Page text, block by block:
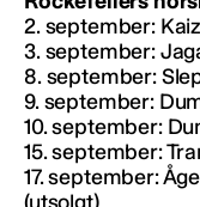
2. september:
3. september:
8. september:
9. september:
10. september:
15. september:
17. september: